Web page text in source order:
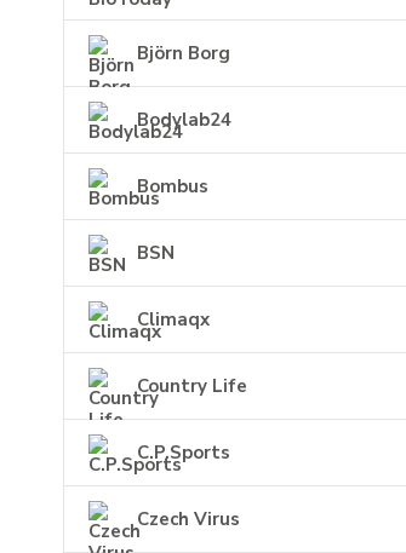
Björn Borg
Bodylab24
Bombus
BSN
Climaqx
Country Life
C.P.Sports
Czech Virus